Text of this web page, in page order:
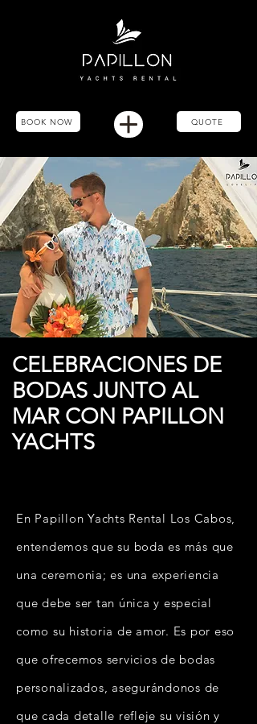
BOOK NOW QUOTE
CELEBRACIONES DE
BODAS JUNTO AL
MAR CON PAPILLON
YACHTS
En Papillon Yachts Rental Los Cabos,
entendemos que su boda es más que
una ceremonia; es una experiencia
que debe ser tan única y especial
como su historia de amor. Es por eso
que ofrecemos servicios de bodas
personalizados, asegurándonos de
que cada detalle refleje su visión y